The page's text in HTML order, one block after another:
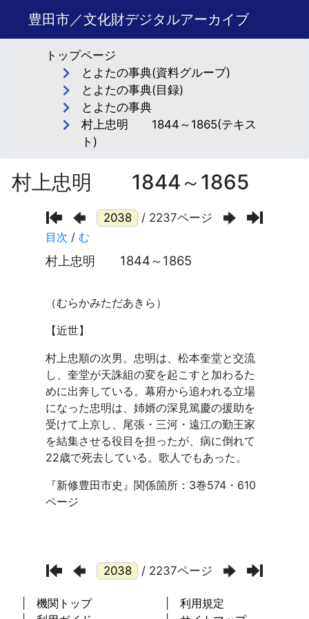
豊田市／文化財デジタルアーカイブ
トップページ
とよたの事典(資料グループ)
とよたの事典(目録)
とよたの事典
村上忠明 1844～1865(テキス
ト)
村上忠明 1844～1865
/ 2237ページ
/ 2237ページ
機関トップ
利用規定